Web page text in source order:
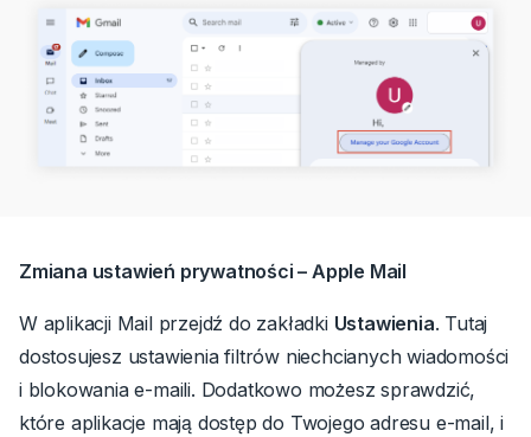
Zmiana ustawień prywatności – Apple Mail
W aplikacji Mail przejdź do zakładki Ustawienia. Tutaj
dostosujesz ustawienia filtrów niechcianych wiadomości
i blokowania e-maili. Dodatkowo możesz sprawdzić,
które aplikacje mają dostęp do Twojego adresu e-mail, i